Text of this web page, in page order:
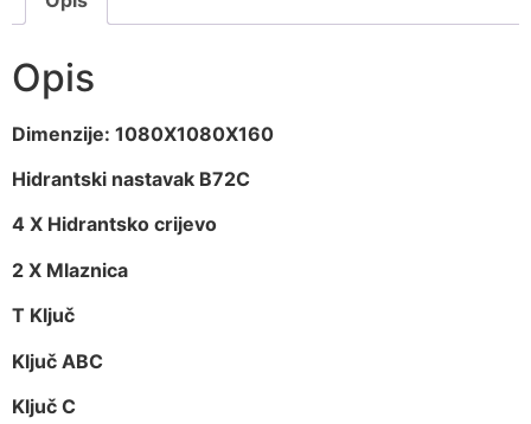
Opis
Dimenzije: 1080X1080X160
Hidrantski nastavak B72C
4 X Hidrantsko crijevo
2 X Mlaznica
T Ključ
Ključ ABC
Ključ C